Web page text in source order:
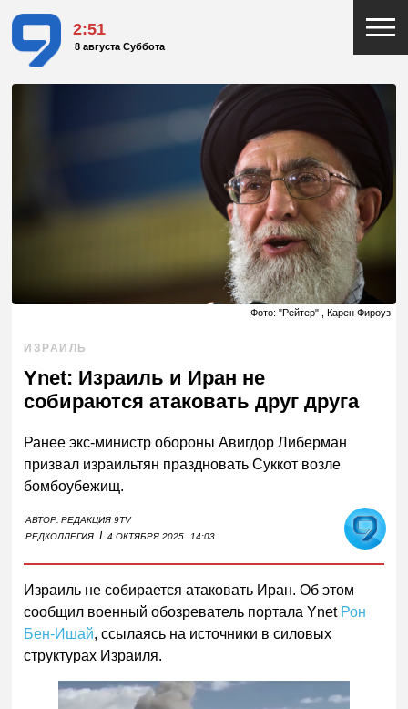
2:51
8 августа Суббота
Фото: "Рейтер" , Карен Фироуз
ИЗРАИЛЬ
Ynet: Израиль и Иран не
собираются атаковать друг друга
Ранее экс-министр обороны Авигдор Либерман
призвал израильтян праздновать Суккот возле
бомбоубежищ.
АВТОР:РЕДАКЦИЯ 9TV
РЕДКОЛЛЕГИЯ I 4 ОКТЯБРЯ 2025 14:03
Израиль не собирается атаковать Иран. Об этом
сообщил военный обозреватель портала Ynet Рон
Бен-Ишай, ссылаясь на источники в силовых
структурах Израиля.